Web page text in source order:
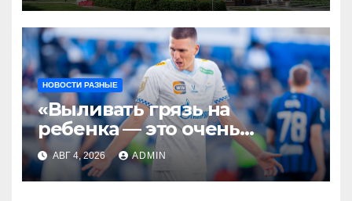
НОВОСТИ РАЗНЫЕ
«Выливать грязь на
ребенка — это очень
мерзкая история» —
Радимов о ситуации с
сыном Соболева
АВГ 4, 2026 ADMIN